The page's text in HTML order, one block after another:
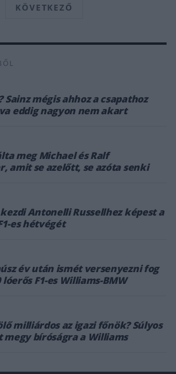
KÖVETKEZŐ
Sainz mégis ahhoz a csapathoz
eddig nagyon nem akart
meg Michael és Ralf
amit se azelőtt, se azóta senki
Antonelli Russellhez képest a
es hétvégét
év után ismét versenyezni fog
lóerős F1-es Williams-BMW
milliárdos az igazi főnök? Súlyos
megy bíróságra a Williams